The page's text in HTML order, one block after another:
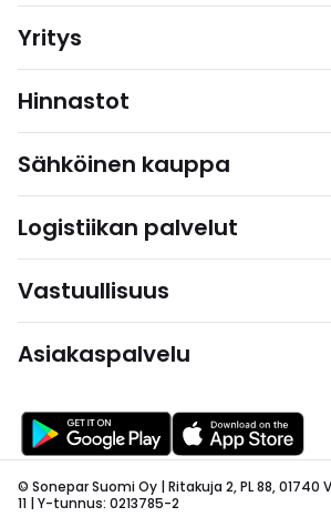
Yritys
Hinnastot
Sähköinen kauppa
Logistiikan palvelut
Vastuullisuus
Asiakaspalvelu
© Sonepar Suomi Oy | Ritakuja 2, PL 88, 01740
11 | Y-tunnus: 0213785-2